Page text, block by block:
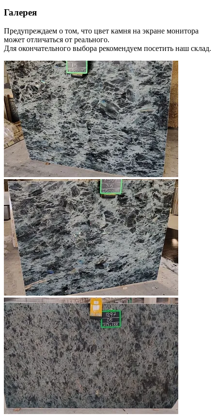
Галерея
Предупреждаем о том, что цвет камня на экране монитора
может отличаться от реального.
Для окончательного выбора рекомендуем посетить наш склад.